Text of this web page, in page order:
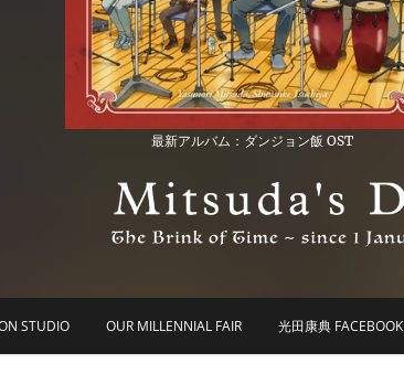
最新アルバム：ダンジョン飯 OST
Mitsuda's Diary
STUDIO OUR MILLENNIAL FAIR 光田康典 FACEBOOK